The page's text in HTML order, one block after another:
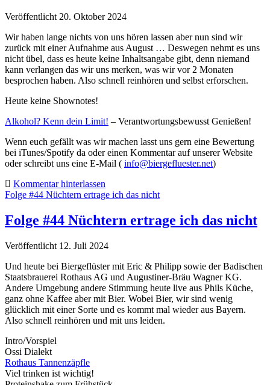
Veröffentlicht 20. Oktober 2024
Wir haben lange nichts von uns hören lassen aber nun sind wir
zurück mit einer Aufnahme aus August … Deswegen nehmt es uns
nicht übel, dass es heute keine Inhaltsangabe gibt, denn niemand
kann verlangen das wir uns merken, was wir vor 2 Monaten
besprochen haben. Also schnell reinhören und selbst erforschen.
Heute keine Shownotes!
Alkohol? Kenn dein Limit! – Verantwortungsbewusst Genießen!
Wenn euch gefällt was wir machen lasst uns gern eine Bewertung
bei iTunes/Spotify da oder einen Kommentar auf unserer Website
oder schreibt uns eine E-Mail ( info@biergefluester.net)
Kommentar hinterlassen
Folge #44 Nüchtern ertrage ich das nicht
Folge #44 Nüchtern ertrage ich das nicht
Veröffentlicht 12. Juli 2024
Und heute bei Biergeflüster mit Eric & Philipp sowie der Badischen
Staatsbrauerei Rothaus AG und Augustiner-Bräu Wagner KG.
Andere Umgebung andere Stimmung heute live aus Phils Küche,
ganz ohne Kaffee aber mit Bier. Wobei Bier, wir sind wenig
glücklich mit einer Sorte und es kommt mal wieder aus Bayern.
Also schnell reinhören und mit uns leiden.
Intro/Vorspiel
Ossi Dialekt
Rothaus Tannenzäpfle
Viel trinken ist wichtig!